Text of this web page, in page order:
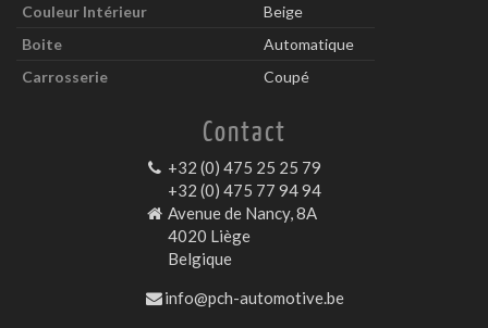
Couleur Intérieur
Beige
Boite
Automatique
Carrosserie
Coupé
Contact
+32 (0) 475 25 25 79
+32 (0) 475 77 94 94
Avenue de Nancy, 8A
4020 Liège
Belgique
info@pch-automotive.be